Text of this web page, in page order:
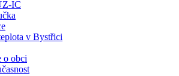
IC
v Bystřici
o obci